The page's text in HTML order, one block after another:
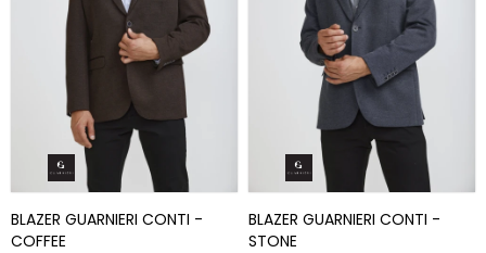
BLAZER GUARNIERI CONTI -
COFFEE
BLAZER GUARNIERI CONTI -
STONE